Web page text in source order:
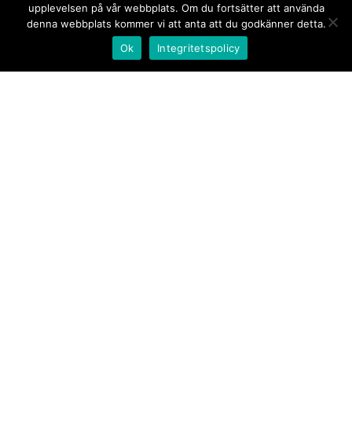
upplevelsen på vår webbplats. Om du fortsätter att använda
denna webbplats kommer vi att anta att du godkänner detta.
Ok
Integritetspolicy